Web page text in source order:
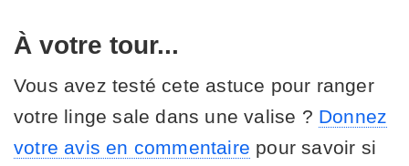
À votre tour...
Vous avez testé cete astuce pour ranger
votre linge sale dans une valise ? Donnez
votre avis en commentaire pour savoir si